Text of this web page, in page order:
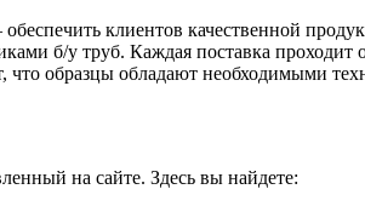
клиентов качественной
б/у труб. Каждая поставка проходит
что образцы обладают необходимыми
на сайте. Здесь вы найдете: